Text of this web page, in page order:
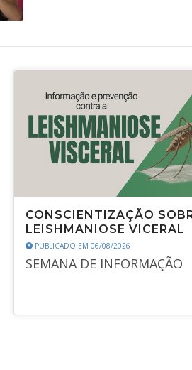
CONSCIENTIZAÇÃO
LEISHMANIOSE VICERAL
PUBLICADO EM 06/08/2026
SEMANA DE INFORMAÇÃO